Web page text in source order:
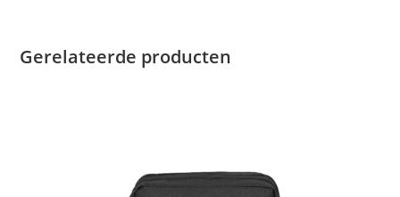
Gerelateerde producten